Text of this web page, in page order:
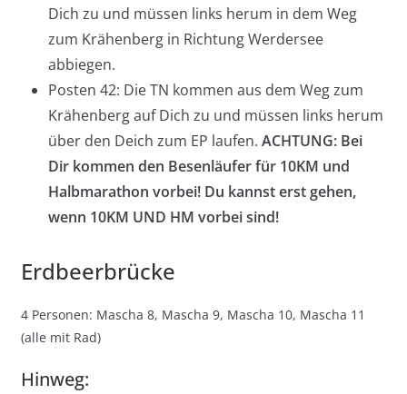
Dich zu und müssen links herum in dem Weg
zum Krähenberg in Richtung Werdersee
abbiegen.
Posten 42: Die TN kommen aus dem Weg zum
Krähenberg auf Dich zu und müssen links herum
über den Deich zum EP laufen. ACHTUNG: Bei
Dir kommen den Besenläufer für 10KM und
Halbmarathon vorbei! Du kannst erst gehen,
wenn 10KM UND HM vorbei sind!
Erdbeerbrücke
4 Personen: Mascha 8, Mascha 9, Mascha 10, Mascha 11
(alle mit Rad)
Hinweg: